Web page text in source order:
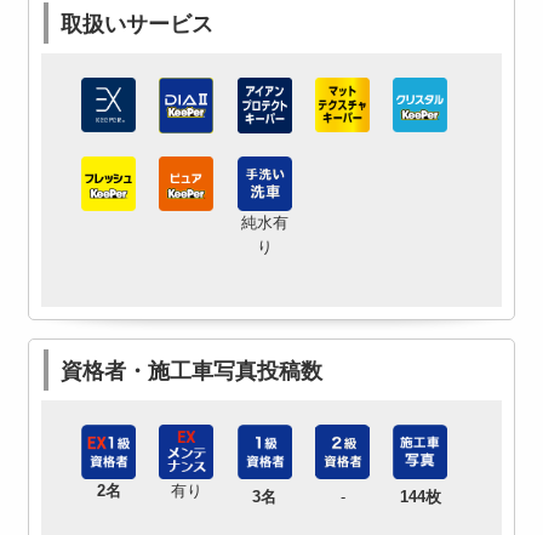
取扱いサービス
純水有
り
資格者・施工車写真投稿数
2名 有り 3名 - 144枚